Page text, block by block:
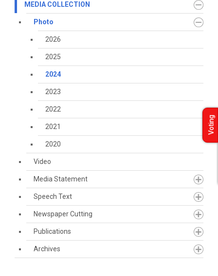
MEDIA COLLECTION
Photo
2026
2025
2024
2023
2022
2021
2020
Video
Media Statement
Speech Text
Newspaper Cutting
Publications
Archives
Voting